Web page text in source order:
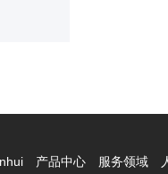
产品中心 服务领域